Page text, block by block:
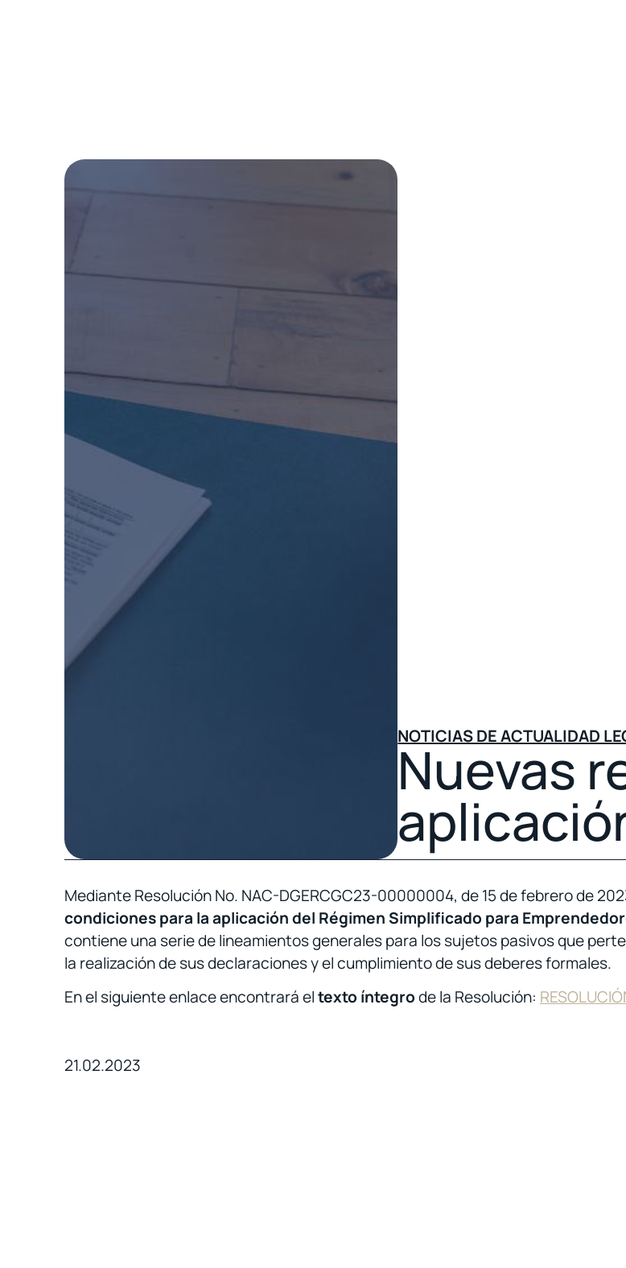
NOTICIAS DE ACTUALIDAD
Nuevas
Mediante Resolución No. NAC-DGERCGC23-00000004, de 15 de febrero de
condiciones para la aplicación del Régimen Simplificado para
contiene una serie de lineamientos generales para los sujetos pasivos que
la realización de sus declaraciones y el cumplimiento de sus deberes formales.
En el siguiente enlace encontrará eltexto íntegrode la Resolución:
21.02.2023